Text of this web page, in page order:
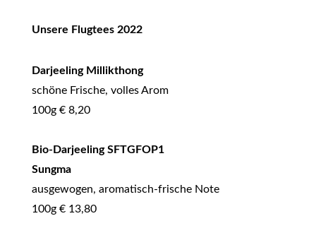
Unsere Flugtees 2022
Darjeeling Millikthong
schöne Frische, volles Arom
100g € 8,20
Bio-Darjeeling SFTGFOP1
Sungma
ausgewogen, aromatisch-frische Note
100g € 13,80